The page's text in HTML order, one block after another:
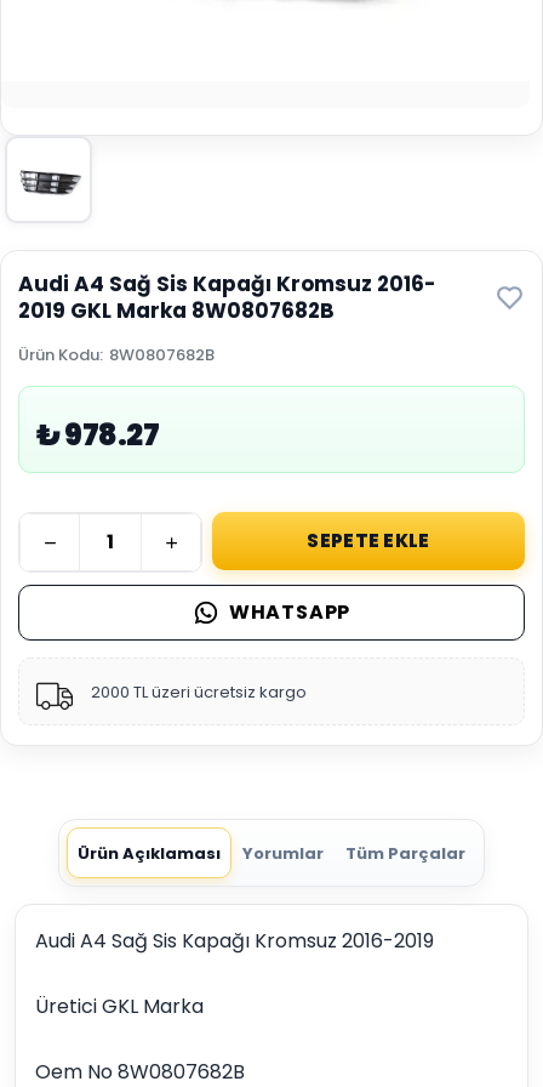
Audi A4 Sağ Sis Kapağı Kromsuz 2016-
2019 GKL Marka 8W0807682B
Ürün Kodu: 8W0807682B
₺ 978.27
SEPETE EKLE
WHATSAPP
2000 TL üzeri ücretsiz kargo
Ürün Açıklaması Yorumlar Tüm Parçalar
Audi A4 Sağ Sis Kapağı Kromsuz 2016-2019
Üretici GKL Marka
Oem No 8W0807682B